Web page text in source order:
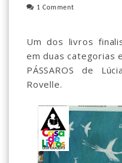
1 Comment
Um dos livros
em duas categorias
PÁSSAROS de
Rovelle.